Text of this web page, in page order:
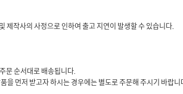
제작사의 사정으로 인하여 출고 지연이 발생할 수 있습니다.
문 순서대로 배송됩니다.
먼저 받고자 하시는 경우에는 별도로 주문해 주시기 바랍니